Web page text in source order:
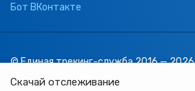
Скачай отслеживание
Бот ВКонтакте
© Единая трекинг-служба 2016 — 2026
support@1track.ru